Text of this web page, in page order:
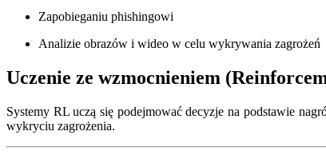
Zapobieganiu phishingowi
Analizie obrazów i wideo w celu wykrywania zagrożeń
Uczenie ze wzmocnieniem
Systemy RL uczą się podejmować decyzje na podstawie
wykryciu zagrożenia.